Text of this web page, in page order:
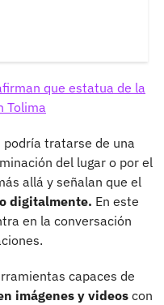
que estatua de la
Tolima
tratarse de una
del lugar o por el
allá y señalan que el
digitalmente. En este
en la conversación
capaces de
imágenes y videos con